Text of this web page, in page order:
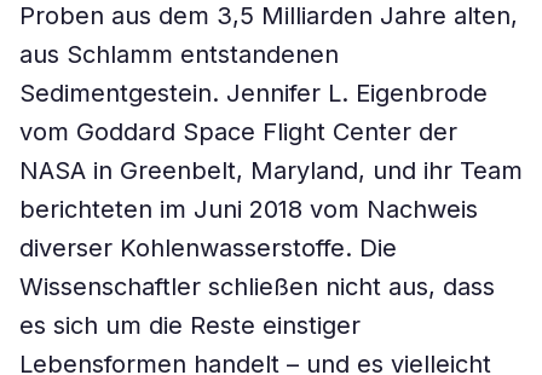
Proben aus dem 3,5 Milliarden Jahre alten,
aus Schlamm entstandenen
Sedimentgestein. Jennifer L. Eigenbrode
vom Goddard Space Flight Center der
NASA in Greenbelt, Maryland, und ihr Team
berichteten im Juni 2018 vom Nachweis
diverser Kohlenwasserstoffe. Die
Wissenschaftler schließen nicht aus, dass
es sich um die Reste einstiger
Lebensformen handelt – und es vielleicht